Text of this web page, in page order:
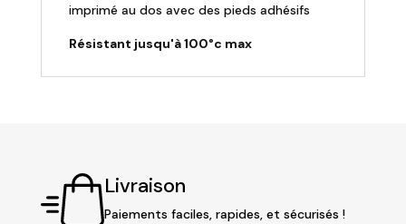
imprimé au dos avec des pieds adhésifs
Résistant jusqu'à 100°c max
Livraison
Paiements faciles, rapides, et sécurisés !